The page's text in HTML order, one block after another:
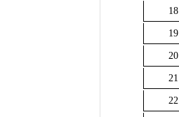
18
19
20
21
22